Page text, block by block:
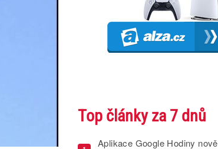
Top články za 7 dnů
Aplikace Google Hodiny nově